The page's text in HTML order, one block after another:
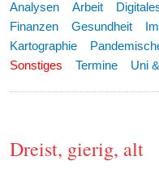
Analysen Arbeit
Finanzen
Gesundheit
Kartographie
Sonstiges
Termine Uni
Dreist, gierig, alt